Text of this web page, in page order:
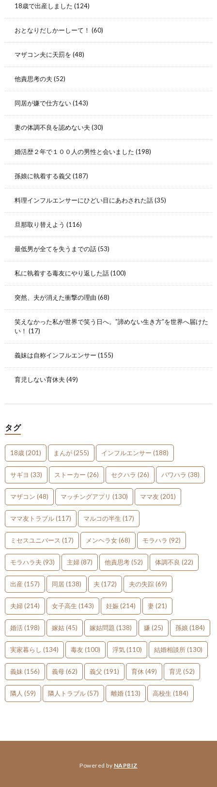
18歳で出産しました (124)
おとなりだしかーしーて！ (60)
マザコン夫に天罰を (48)
他責思考の夫 (52)
同居が嫌で仕方ない(143)
妻の体調不良を認めない夫 (30)
婚活歴２年で１００人の男性と会いました (198)
孫娘に執着する義父 (187)
料理インフルエンサーにひどい目にあわされた話(35)
旦那取り替えよう (116)
最低男が全てを失うまでの話(53)
私に執着する毒友にやり返した話(100)
突然、夫が消えた衝撃の理由 (68)
笑えなかった私が世界で笑う日へ。”諦めない生き方”を世界へ届けた
い！ (17)
義妹は自称インフルエンサー (155)
育児しない育休夫 (49)
タグ
18歳(201) まんが(255) インフルエンサー (188)
サギヨ (33) ストーカー (26) セクハラ (26) パワハラ (38)
マザコン (48) マッチングアプリ (130) ママ友(201)
ママ友トラブル(117) マルコの半生 (17)
ミセスユニバース (17) メンヘラ女(68) モラハラ (92)
モラハラ夫 (93) 主婦(87) 他責思考(52) 体調不良 (22)
出産 (157) 同居(138) 夫 (172) 夫の失踪(69)
夫婦(214) 女子高生 (143) 妊娠(214) 妻(21)
婚活(198) 嫁姑(45) 嫁姑問題 (138) 嫌 (25) 孫娘 (184)
実家暮らし (134) 毒友(100) 浮気(110) 結婚相談所(130)
義妹 (156) 義母(62) 義父 (191) 育休 (49) 育児 (52)
隣人 (59) 隣人トラブル(57) 離婚(113) 高校生 (184)
Powered by NAPBIZ